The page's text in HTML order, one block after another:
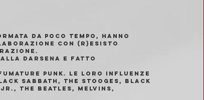
da poco tempo, hanno
con (R)esisto
darsena e fatto
punk. Le loro influenze
Sabbath, The Stooges, Black
The Beatles, Melvins,